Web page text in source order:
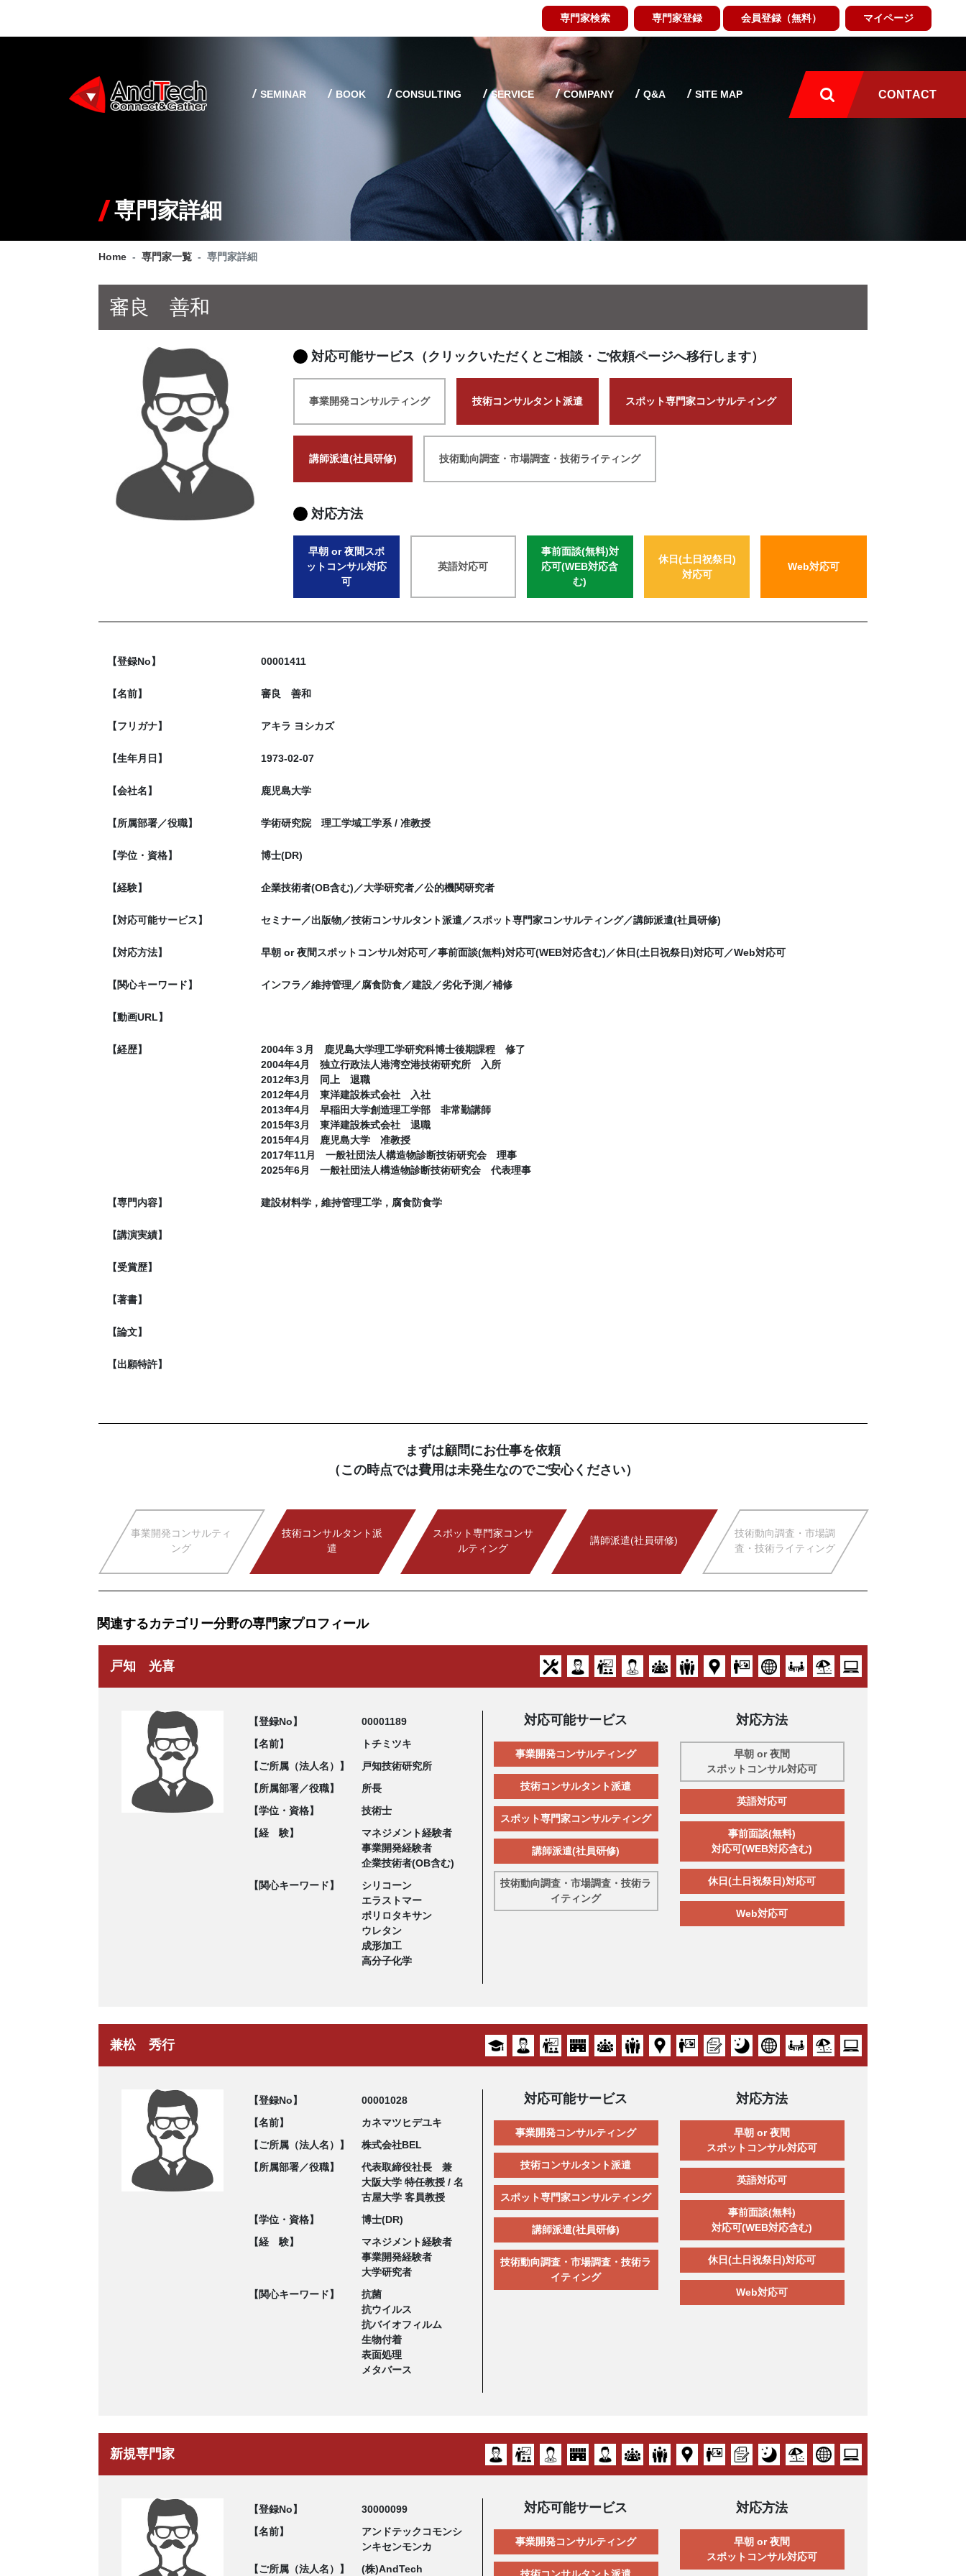
専門家検索 専門家登録 会員登録（無料） マイページ
SEMINAR BOOK CONSULTING SERVICE COMPANY Q&A SITE MAP CONTACT
専門家詳細
Home 専門家一覧 専門家詳細
審良 善和
対応可能サービス（クリックいただくとご相談・ご依頼ページへ移行します）
事業開発コンサルティング 技術コンサルタント派遣 スポット専門家コンサルティング
講師派遣(社員研修) 技術動向調査・市場調査・技術ライティング
対応方法
早朝 or 夜間スポ
ットコンサル対応
可
英語対応可
事前面談(無料)対
応可(WEB対応含
む)
休日(土日祝祭日)
対応可
Web対応可
【登録No】 00001411
【名前】 審良 善和
【フリガナ】 アキラ ヨシカズ
【生年月日】 1973-02-07
【会社名】 鹿児島大学
【所属部署／役職】 学術研究院 理工学域工学系 / 准教授
【学位・資格】 博士(DR)
【経験】 企業技術者(OB含む)／大学研究者／公的機関研究者
【対応可能サービス】 セミナー／出版物／技術コンサルタント派遣／スポット専門家コンサルティング／講師派遣(社員研修)
【対応方法】 早朝 or 夜間スポットコンサル対応可／事前面談(無料)対応可(WEB対応含む)／休日(土日祝祭日)対応可／Web対応可
【関心キーワード】 インフラ／維持管理／腐食防食／建設／劣化予測／補修
【動画URL】
【経歴】
2004年３月 鹿児島大学理工学研究科博士後期課程 修了
2004年4月 独立行政法人港湾空港技術研究所 入所
2012年3月 同上 退職
2012年4月 東洋建設株式会社 入社
2013年4月 早稲田大学創造理工学部 非常勤講師
2015年3月 東洋建設株式会社 退職
2015年4月 鹿児島大学 准教授
2017年11月 一般社団法人構造物診断技術研究会 理事
2025年6月 一般社団法人構造物診断技術研究会 代表理事
【専門内容】 建設材料学，維持管理工学，腐食防食学
【講演実績】
【受賞歴】
【著書】
【論文】
【出願特許】
まずは顧問にお仕事を依頼
（この時点では費用は未発生なのでご安心ください）
事業開発コンサルティ
ング
技術コンサルタント派
遣
スポット専門家コンサ
ルティング
講師派遣(社員研修)
技術動向調査・市場調
査・技術ライティング
関連するカテゴリー分野の専門家プロフィール
戸知 光喜
【登録No】
00001189
【名前】
トチミツキ
【ご所属（法人名）】
戸知技術研究所
【所属部署／役職】
所長
【学位・資格】
技術士
【経 験】
マネジメント経験者
事業開発経験者
企業技術者(OB含む)
【関心キーワード】
シリコーン
エラストマー
ポリロタキサン
ウレタン
成形加工
高分子化学
対応可能サービス
事業開発コンサルティング
技術コンサルタント派遣
スポット専門家コンサルティング
講師派遣(社員研修)
技術動向調査・市場調査・技術ラ
イティング
対応方法
早朝 or 夜間
スポットコンサル対応可
英語対応可
事前面談(無料)
対応可(WEB対応含む)
休日(土日祝祭日)対応可
Web対応可
兼松 秀行
【登録No】
00001028
【名前】
カネマツヒデユキ
【ご所属（法人名）】
株式会社BEL
【所属部署／役職】
代表取締役社長 兼
大阪大学 特任教授 / 名
古屋大学 客員教授
【学位・資格】
博士(DR)
【経 験】
マネジメント経験者
事業開発経験者
大学研究者
【関心キーワード】
抗菌
抗ウイルス
抗バイオフィルム
生物付着
表面処理
メタバース
対応可能サービス
事業開発コンサルティング
技術コンサルタント派遣
スポット専門家コンサルティング
講師派遣(社員研修)
技術動向調査・市場調査・技術ラ
イティング
対応方法
早朝 or 夜間
スポットコンサル対応可
英語対応可
事前面談(無料)
対応可(WEB対応含む)
休日(土日祝祭日)対応可
Web対応可
新規専門家
【登録No】
30000099
【名前】
アンドテックコモンシ
ンキセンモンカ
【ご所属（法人名）】
(株)AndTech
対応可能サービス
事業開発コンサルティング
対応方法
早朝 or 夜間
スポットコンサル対応可